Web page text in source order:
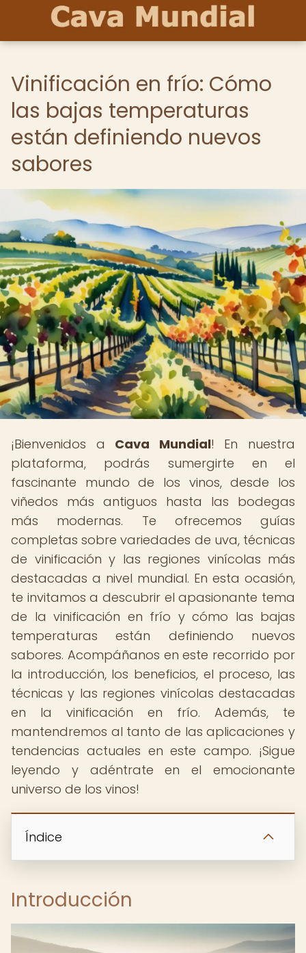
Vinificación en frío: Cómo
las bajas temperaturas
están definiendo nuevos
sabores
¡Bienvenidos a Cava Mundial! En nuestra
plataforma, podrás sumergirte en el
fascinante mundo de los vinos, desde los
viñedos más antiguos hasta las bodegas
más modernas. Te ofrecemos guías
completas sobre variedades de uva, técnicas
de vinificación y las regiones vinícolas más
destacadas a nivel mundial. En esta ocasión,
te invitamos a descubrir el apasionante tema
de la vinificación en frío y cómo las bajas
temperaturas están definiendo nuevos
sabores. Acompáñanos en este recorrido por
la introducción, los beneficios, el proceso, las
técnicas y las regiones vinícolas destacadas
en la vinificación en frío. Además, te
mantendremos al tanto de las aplicaciones y
tendencias actuales en este campo. ¡Sigue
leyendo y adéntrate en el emocionante
universo de los vinos!
Índice
Introducción